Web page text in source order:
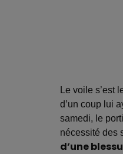
Le voile s’est
d’un coup lui
samedi, le
nécessité des
d’une